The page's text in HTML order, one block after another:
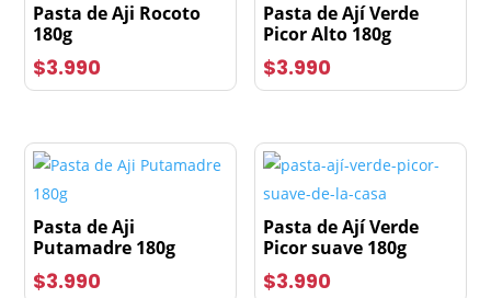
Pasta de Aji Rocoto
180g
$3.990
Pasta de Ají Verde
Picor Alto 180g
$3.990
Pasta de Aji
Putamadre 180g
$3.990
Pasta de Ají Verde
Picor suave 180g
$3.990